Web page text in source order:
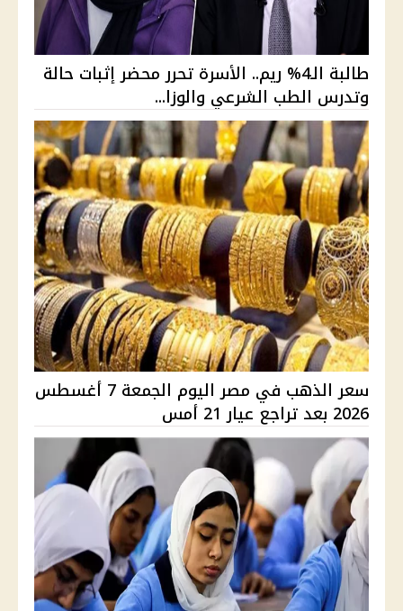
طالبة الـ4% ريم.. الأسرة تحرر محضر إثبات حالة
وتدرس الطب الشرعي والوزا...
سعر الذهب في مصر اليوم الجمعة 7 أغسطس
2026 بعد تراجع عيار 21 أمس